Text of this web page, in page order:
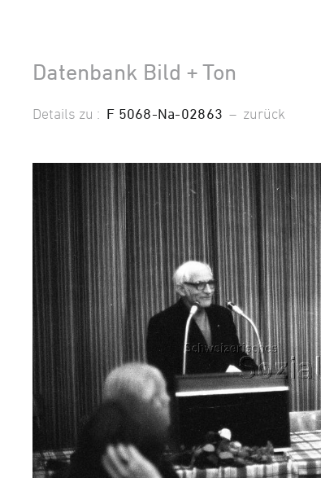
Datenbank Bild + Ton
Details zu : F 5068-Na-02863 – zurück